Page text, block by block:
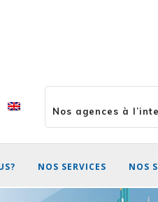
Nos agences à
NOS SERVICES NOS